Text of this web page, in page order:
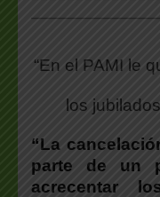
“En el PAMI le
los
“La
parte de un
acrecentar